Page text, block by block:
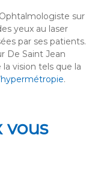
sur
yeux au laser
par ses patients.
De Saint Jean
vision tels que la
hypermétropie.
vous